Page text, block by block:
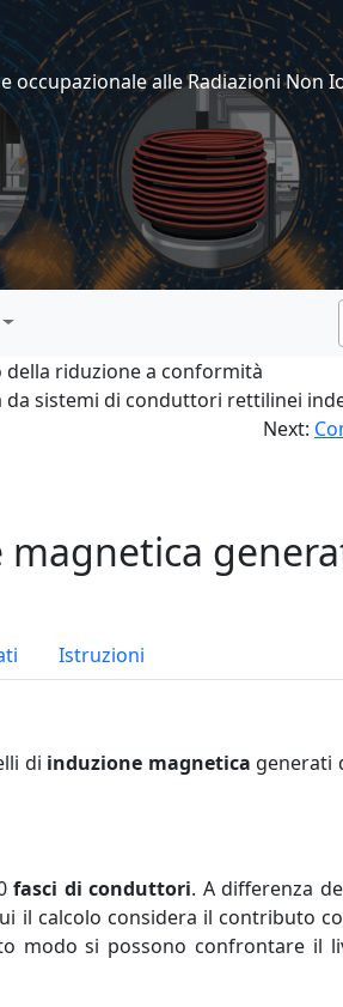
occupazionale alle Radiazioni Non
riduzione a conformità
sistemi di conduttori rettilinei
Next:
Istruzioni
di induzione magnetica generati
fasci di conduttori. A differenza
il calcolo considera il contributo
modo si possono confrontare il